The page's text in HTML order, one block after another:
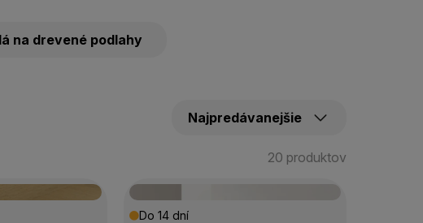
na drevené podlahy
20 produktov
Do 14 dní